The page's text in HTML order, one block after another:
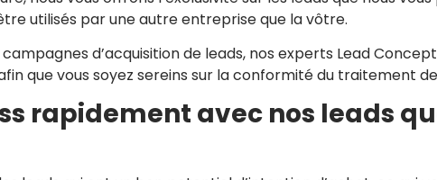
utilisés par une autre entreprise que la vôtre.
d’acquisition de leads, nos experts Lead
que vous soyez sereins sur la conformité du traitement
rapidement avec nos leads